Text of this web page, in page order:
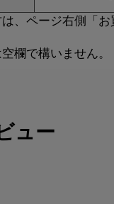
、ページ右側「
欄で構いません。
ュー